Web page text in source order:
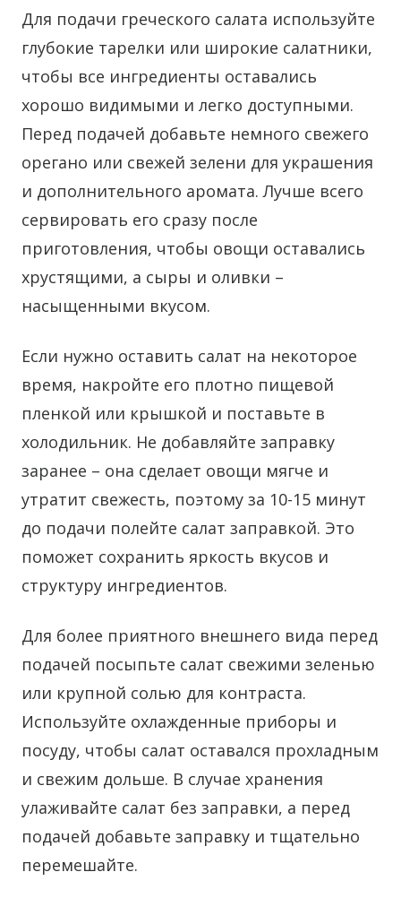
Для подачи греческого салата используйте
глубокие тарелки или широкие салатники,
чтобы все ингредиенты оставались
хорошо видимыми и легко доступными.
Перед подачей добавьте немного свежего
орегано или свежей зелени для украшения
и дополнительного аромата. Лучше всего
сервировать его сразу после
приготовления, чтобы овощи оставались
хрустящими, а сыры и оливки –
насыщенными вкусом.
Если нужно оставить салат на некоторое
время, накройте его плотно пищевой
пленкой или крышкой и поставьте в
холодильник. Не добавляйте заправку
заранее – она сделает овощи мягче и
утратит свежесть, поэтому за 10-15 минут
до подачи полейте салат заправкой. Это
поможет сохранить яркость вкусов и
структуру ингредиентов.
Для более приятного внешнего вида перед
подачей посыпьте салат свежими зеленью
или крупной солью для контраста.
Используйте охлажденные приборы и
посуду, чтобы салат оставался прохладным
и свежим дольше. В случае хранения
улаживайте салат без заправки, а перед
подачей добавьте заправку и тщательно
перемешайте.